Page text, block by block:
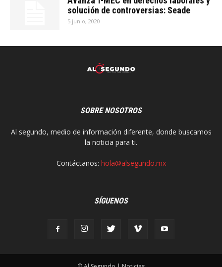
solución de controversias: Seade
5 junio, 2020
SOBRE NOSOTROS
Al segundo, medio de información diferente, donde buscamos
la noticia para ti.
Contáctanos: hola@alsegundo.mx
SÍGUENOS